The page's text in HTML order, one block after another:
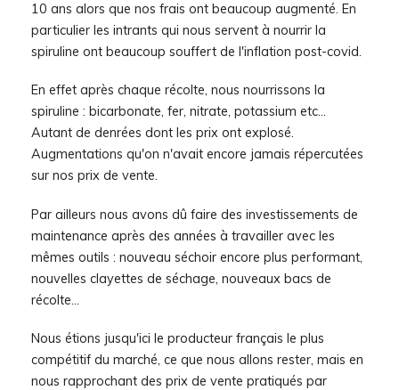
10 ans alors que nos frais ont beaucoup augmenté. En
particulier les intrants qui nous servent à nourrir la
spiruline ont beaucoup souffert de l'inflation post-covid.
En effet après chaque récolte, nous nourrissons la
spiruline : bicarbonate, fer, nitrate, potassium etc...
Autant de denrées dont les prix ont explosé.
Augmentations qu'on n'avait encore jamais répercutées
sur nos prix de vente.
Par ailleurs nous avons dû faire des investissements de
maintenance après des années à travailler avec les
mêmes outils : nouveau séchoir encore plus performant,
nouvelles clayettes de séchage, nouveaux bacs de
récolte...
Nous étions jusqu'ici le producteur français le plus
compétitif du marché, ce que nous allons rester, mais en
nous rapprochant des prix de vente pratiqués par